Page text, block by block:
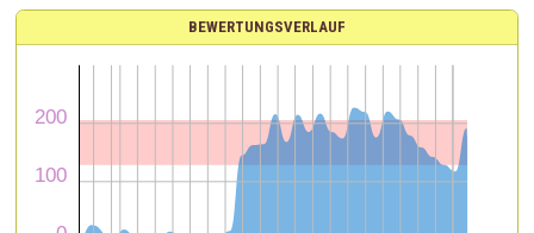
BEWERTUNGSVERLAUF